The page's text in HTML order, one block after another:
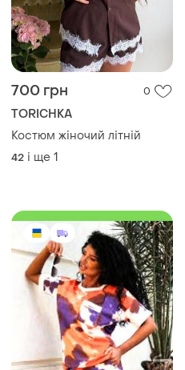
700 грн 0
TORICHKA
Костюм жіночий літній
42 і ще 1